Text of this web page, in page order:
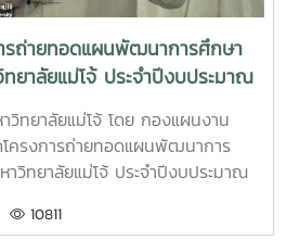
รถ่ายทอดแผนพัฒนาการศึกษา
ยาลัยแม่โจ้ ประจำปีงบประมาณ
ทยาลัยแม่โจ้ โดย กองแผนงาน
ครงการถ่ายทอดแผนพัฒนาการ
วิทยาลัยแม่โจ้ ประจำปีงบประมาณ
มหาวิทยาลัยแม่โจ้ เป็นประธาน
10811